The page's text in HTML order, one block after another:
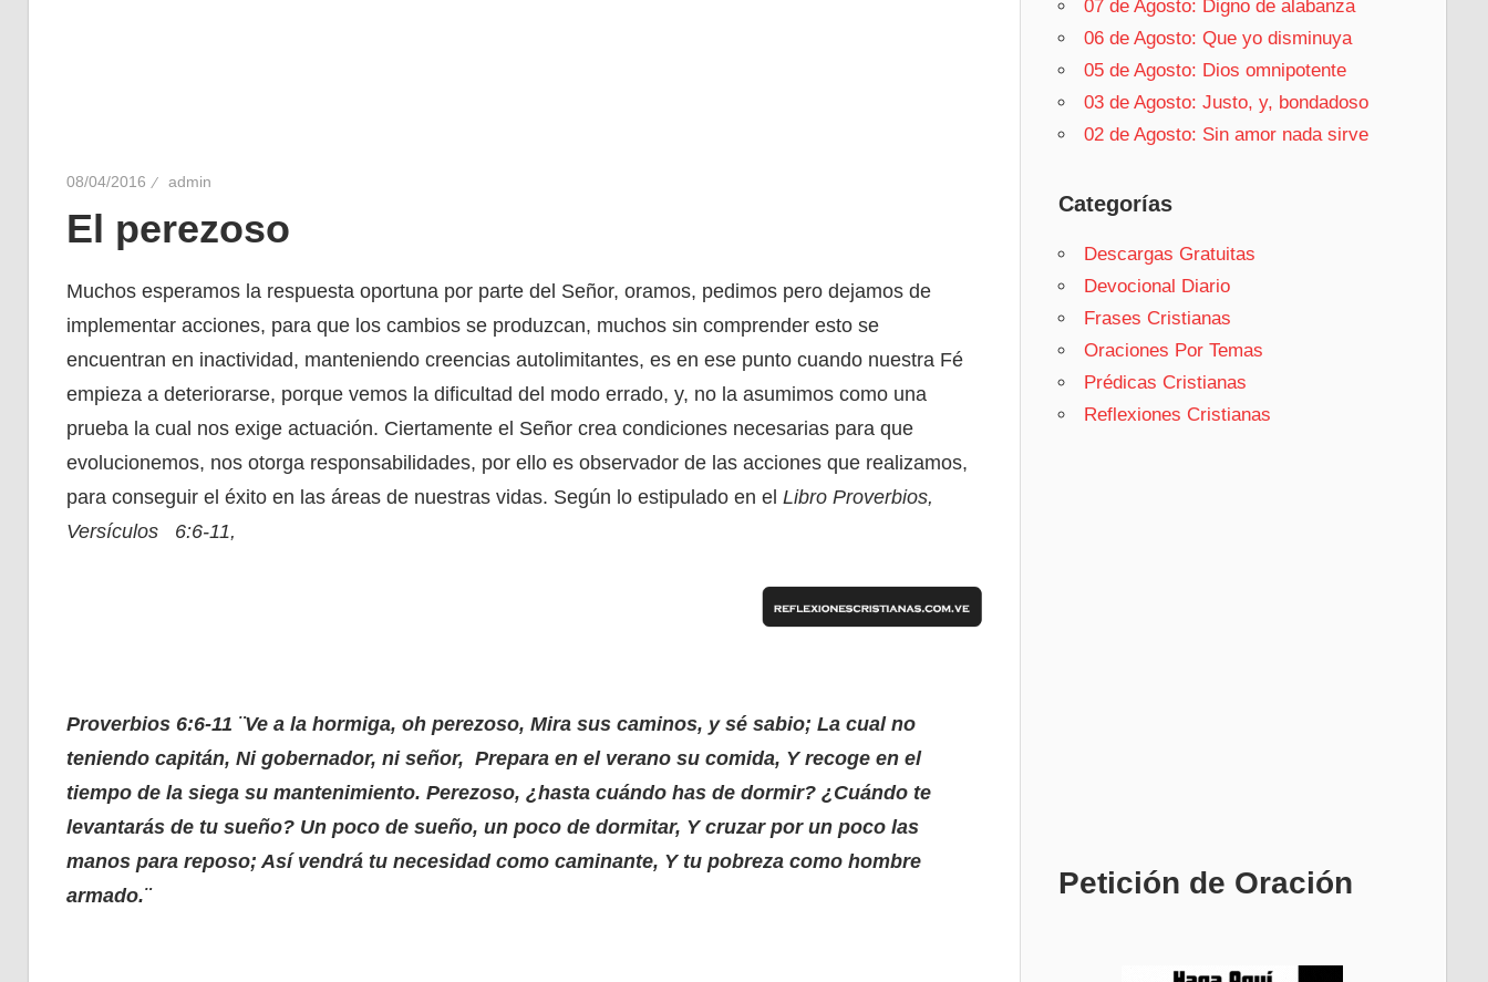
08/04/2016 admin
El perezoso
Muchos esperamos la respuesta oportuna por parte del Señor, oramos, pedimos pero dejamos de
implementar acciones, para que los cambios se produzcan, muchos sin comprender esto se
encuentran en inactividad, manteniendo creencias autolimitantes, es en ese punto cuando nuestra Fé
empieza a deteriorarse, porque vemos la dificultad del modo errado, y, no la asumimos como una
prueba la cual nos exige actuación. Ciertamente el Señor crea condiciones necesarias para que
evolucionemos, nos otorga responsabilidades, por ello es observador de las acciones que realizamos,
para conseguir el éxito en las áreas de nuestras vidas. Según lo estipulado en el Libro Proverbios,
Versículos 6:6-11,
Proverbios 6:6-11 ¨Ve a la hormiga, oh perezoso, Mira sus caminos, y sé sabio; La cual no
teniendo capitán, Ni gobernador, ni señor, Prepara en el verano su comida, Y recoge en el
tiempo de la siega su mantenimiento. Perezoso, ¿hasta cuándo has de dormir? ¿Cuándo te
levantarás de tu sueño? Un poco de sueño, un poco de dormitar, Y cruzar por un poco las
manos para reposo; Así vendrá tu necesidad como caminante, Y tu pobreza como hombre
armado.¨
07 de Agosto: Digno de alabanza
06 de Agosto: Que yo disminuya
05 de Agosto: Dios omnipotente
03 de Agosto: Justo, y, bondadoso
02 de Agosto: Sin amor nada sirve
Categorías
Descargas Gratuitas
Devocional Diario
Frases Cristianas
Oraciones Por Temas
Prédicas Cristianas
Reflexiones Cristianas
Petición de Oración